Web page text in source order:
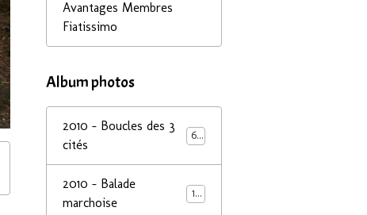
Avantages Membres
Fiatissimo
Album photos
2010 - Boucles des 3
cités
68
2010 - Balade
marchoise
14